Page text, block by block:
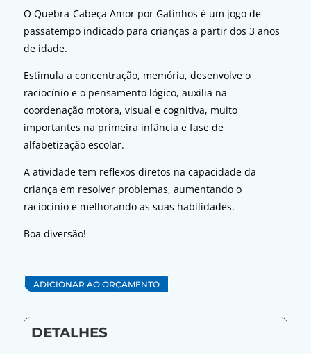
O Quebra-Cabeça Amor por Gatinhos é um jogo de
passatempo indicado para crianças a partir dos 3 anos
de idade.
Estimula a concentração, memória, desenvolve o
raciocínio e o pensamento lógico, auxilia na
coordenação motora, visual e cognitiva, muito
importantes na primeira infância e fase de
alfabetização escolar.
A atividade tem reflexos diretos na capacidade da
criança em resolver problemas, aumentando o
raciocínio e melhorando as suas habilidades.
Boa diversão!
ADICIONAR AO ORÇAMENTO
DETALHES